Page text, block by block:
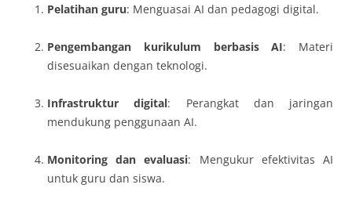
Pelatihan guru: Menguasai AI dan pedagogi digital.
Pengembangan kurikulum berbasis AI: Materi
disesuaikan dengan teknologi.
Infrastruktur digital: Perangkat dan jaringan
mendukung penggunaan AI.
Monitoring dan evaluasi: Mengukur efektivitas AI
untuk guru dan siswa.